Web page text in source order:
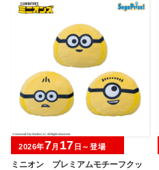
ミニオン プレミアムモチーフクッ
2026年7月 17 日～登場